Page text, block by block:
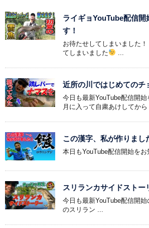
ライギョYouTube配信開
す！
お待たせしてしまいました
てしまいました
...
近所の川ではじめてのチ
今日も最新YouTube配信開
月に入って自粛あけしてか
この漢字、私が作りまし
本日もYouTube配信開始をお
スリランカサイドストー
今日も最新YouTube配信開
のスリラン ...